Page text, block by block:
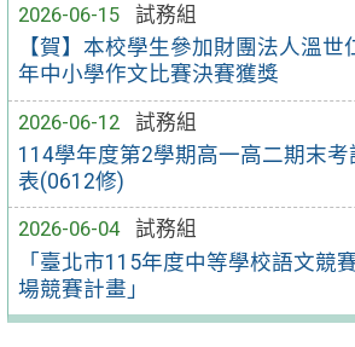
2026-06-15
試務組
【賀】本校學生參加財團法人溫
年中小學作文比賽決賽獲獎
2026-06-12
試務組
114學年度第2學期高一高二期末考
表(0612修)
2026-06-04
試務組
「臺北市115年度中等學校語文競
場競賽計畫」